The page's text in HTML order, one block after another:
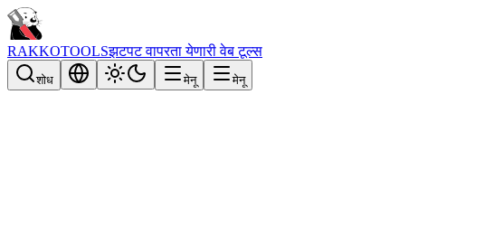
RAKKOTOOLSझटपट वापरता येणारी वेब टूल्स
शोध मेनू मेनू